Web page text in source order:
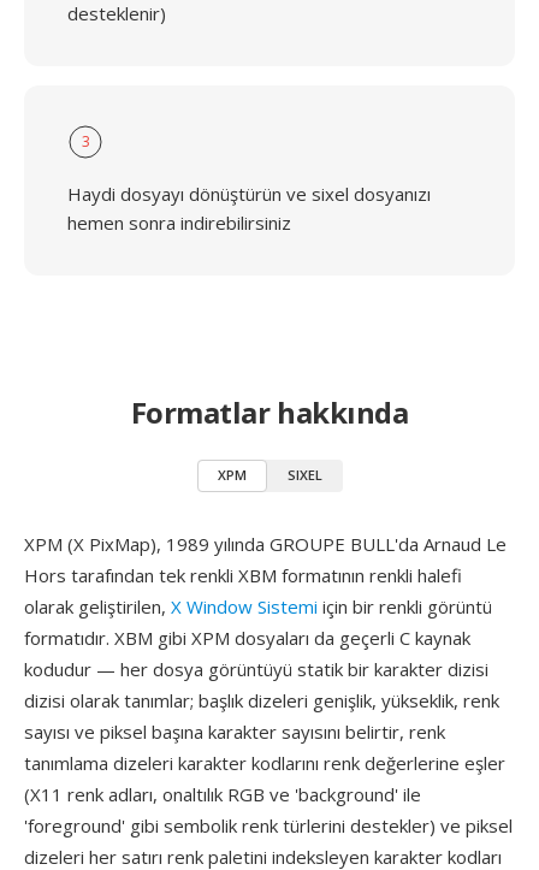
desteklenir)
3
Haydi dosyayı dönüştürün ve sixel dosyanızı
hemen sonra indirebilirsiniz
Formatlar hakkında
XPM SIXEL
XPM (X PixMap), 1989 yılında GROUPE BULL'da Arnaud Le
Hors tarafından tek renkli XBM formatının renkli halefi
olarak geliştirilen, X Window Sistemi için bir renkli görüntü
formatıdır. XBM gibi XPM dosyaları da geçerli C kaynak
kodudur — her dosya görüntüyü statik bir karakter dizisi
dizisi olarak tanımlar; başlık dizeleri genişlik, yükseklik, renk
sayısı ve piksel başına karakter sayısını belirtir, renk
tanımlama dizeleri karakter kodlarını renk değerlerine eşler
(X11 renk adları, onaltılık RGB ve 'background' ile
'foreground' gibi sembolik renk türlerini destekler) ve piksel
dizeleri her satırı renk paletini indeksleyen karakter kodları